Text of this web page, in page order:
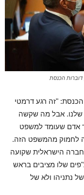
דוברות הכנסת
הכנסת: "זה רגע דרמטי
שלנו. אבל מה שקשה
אדם שעומד למשפט
לחמוק מהמשפט הזה.
הישראלית שקועה
שלו מציבים בראש
נתניהו ולא של